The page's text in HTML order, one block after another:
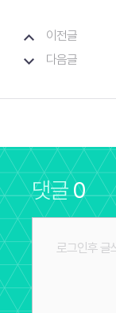
이전글
다음글
댓글0